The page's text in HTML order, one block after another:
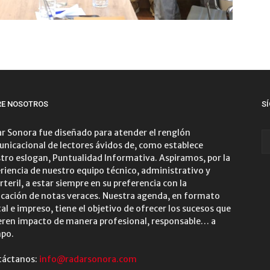
NOSOTROS
Sonora fue diseñado para atender el renglón
de lectores ávidos de, como establece
eslogan, Puntualidad Informativa. Aspiramos, por la
de nuestro equipo técnico, administrativo y
a estar siempre en su preferencia con la
de notas veraces. Nuestra agenda, en formato
e impreso, tiene el objetivo de ofrecer los sucesos que
impacto de manera profesional, responsable… a
info@radarsonora.com